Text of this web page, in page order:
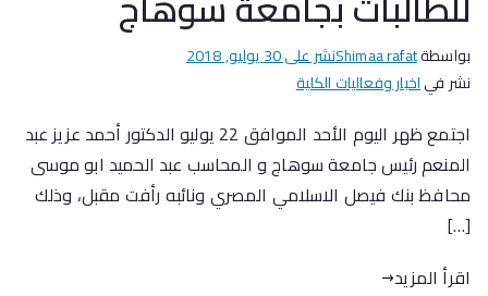
بواسطةShimaa rafatنشر على30 يوليو, 2018
نشر فياخبار وفعاليات الكلية
اجتمع ظهر اليوم الأحد الموافق 22 يوليو الدكتور أحمد عزيز عبد
المنعم رئيس جامعة سوهاج و المحاسب عبد الحميد ابو موسى
محافظ بنك فيصل الاسلامي المصري ونائبه رأفت مقبل، وذلك
[…]
اقرأ المزيد